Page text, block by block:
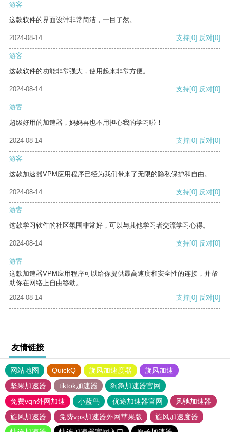
游客
这款软件的界面设计非常简洁，一目了然。
2024-08-14 支持[0] 反对[0]
游客
这款软件的功能非常强大，使用起来非常方便。
2024-08-14 支持[0] 反对[0]
游客
超级好用的加速器，妈妈再也不用担心我的学习啦！
2024-08-14 支持[0] 反对[0]
游客
这款加速器VPM应用程序已经为我们带来了无限的隐私保护和自由。
2024-08-14 支持[0] 反对[0]
游客
这款学习软件的社区氛围非常好，可以与其他学习者交流学习心得。
2024-08-14 支持[0] 反对[0]
游客
这款加速器VPM应用程序可以给你提供最高速度和安全性的连接，并帮
助你在网络上自由移动。
2024-08-14
支持[0] 反对[0]
友情链接
网站地图 QuickQ 旋风加速度器
旋风加速
坚果加速器
tiktok加速器
狗急加速器官网
免费vqn外网加速
小蓝鸟 优途加速器官网
风驰加速器
旋风加速器
免费vps加速器外网苹果版
旋风加速度器